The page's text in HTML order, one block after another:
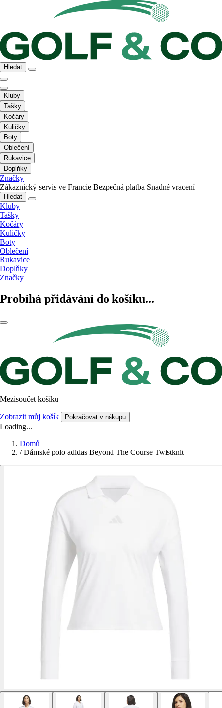
Hledat
Kluby
Tašky
Kočáry
Kuličky
Boty
Oblečení
Rukavice
Doplňky
Značky
Zákaznický servis ve Francie Bezpečná platba Snadné vracení
Hledat
Kluby
Tašky
Kočáry
Kuličky
Boty
Oblečení
Rukavice
Doplňky
Značky
Probíhá přidávání do košíku...
Mezisoučet košíku
Zobrazit můj košík Pokračovat v nákupu
Loading...
Domů
/ Dámské polo adidas Beyond The Course Twistknit